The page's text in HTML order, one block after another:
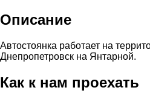
Описание
Автостоянка работает на
Днепропетровск на Янтарной.
Как к нам проехать